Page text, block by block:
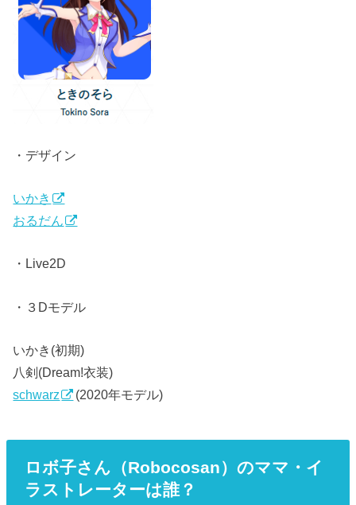
・デザイン
いかき
おるだん
・Live2D
・３Dモデル
いかき(初期)
八剣(Dream!衣装)
schwarz
(2020年モデル)
ロボ子さん（Robocosan）のママ・イ
ラストレーターは誰？